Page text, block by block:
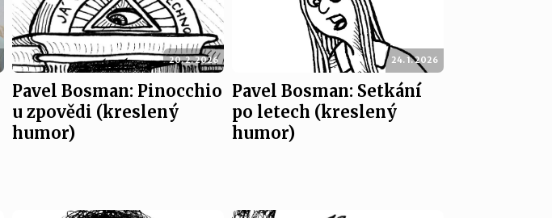
20. 2. 2026
Pavel Bosman: Pinocchio
u zpovědi (kreslený
humor)
24. 1. 2026
Pavel Bosman: Setkání
po letech (kreslený
humor)